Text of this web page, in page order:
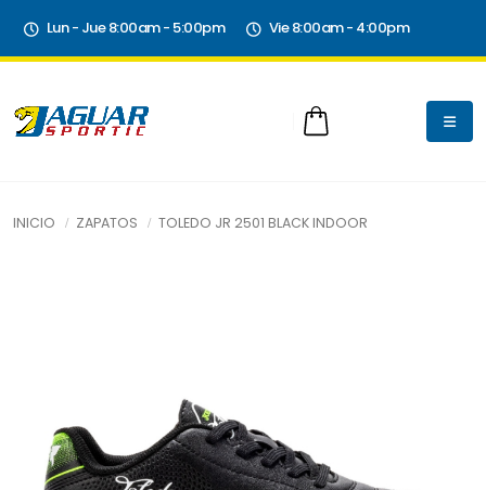
Lun - Jue 8:00am - 5:00pm Vie 8:00am - 4:00pm
INICIO ZAPATOS TOLEDO JR 2501 BLACK INDOOR